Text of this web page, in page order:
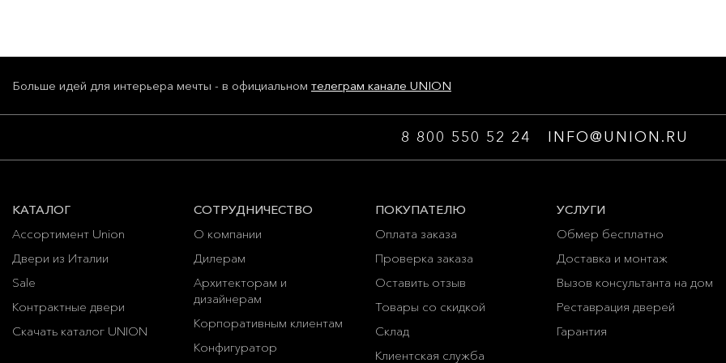
Больше идей для интерьера мечты - в официальном телеграм канале UNION
8 800 550 52 24 INFO@UNION.RU
КАТАЛОГ
Ассортимент Union
Двери из Италии
Sale
Контрактные двери
Скачать каталог UNION
СОТРУДНИЧЕСТВО
О компании
Дилерам
Архитекторам и
дизайнерам
Корпоративным клиентам
Конфигуратор
ПОКУПАТЕЛЮ
Оплата заказа
Проверка заказа
Оставить отзыв
Товары со скидкой
Склад
Клиентская служба
УСЛУГИ
Обмер бесплатно
Доставка и монтаж
Вызов консультанта на дом
Реставрация дверей
Гарантия